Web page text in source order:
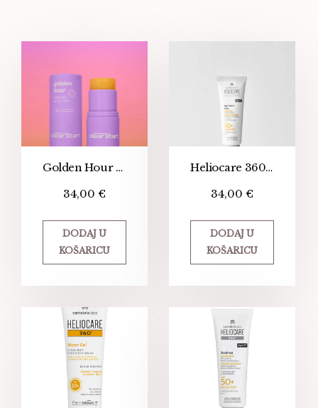
Golden Hour Hydrating SPF 30 Stick
34,00 €
DODAJ U
KOŠARICU
Heliocare 360° Age Active fluid SPF 50
34,00 €
DODAJ U
KOŠARICU